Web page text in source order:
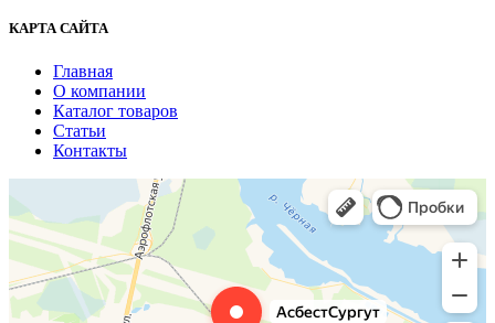
КАРТА САЙТА
Главная
О компании
Каталог товаров
Статьи
Контакты